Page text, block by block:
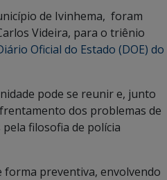
de Ivinhema, foram
Videira, para o triênio
Oficial do Estado (DOE) do
pode se reunir e, junto
dos problemas de
filosofia de polícia
forma preventiva, envolvendo